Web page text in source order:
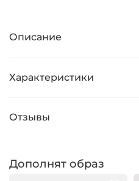
Описание
Характеристики
Отзывы
Дополнят образ